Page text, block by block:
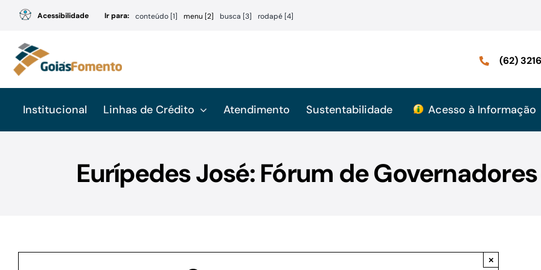
conteúdo
Acessibilidade Ir para: conteúdo [1] menu [2] busca [3] rodapé [4]
(62)
Institucional Linhas de Crédito Atendimento Sustentabilidade Acesso à Informação
Eurípedes José: Fórum de
×